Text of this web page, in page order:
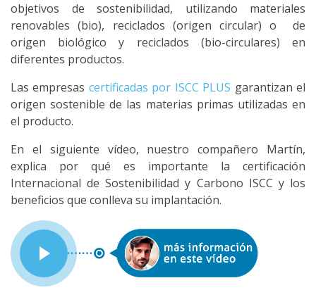
objetivos de sostenibilidad, utilizando materiales
renovables (bio), reciclados (origen circular) o de
origen biológico y reciclados (bio-circulares) en
diferentes productos.
Las empresas certificadas por ISCC PLUS garantizan el
origen sostenible de las materias primas utilizadas en
el producto.
En el siguiente vídeo, nuestro compañero Martín,
explica por qué es importante la certificación
Internacional de Sostenibilidad y Carbono ISCC y los
beneficios que conlleva su implantación.